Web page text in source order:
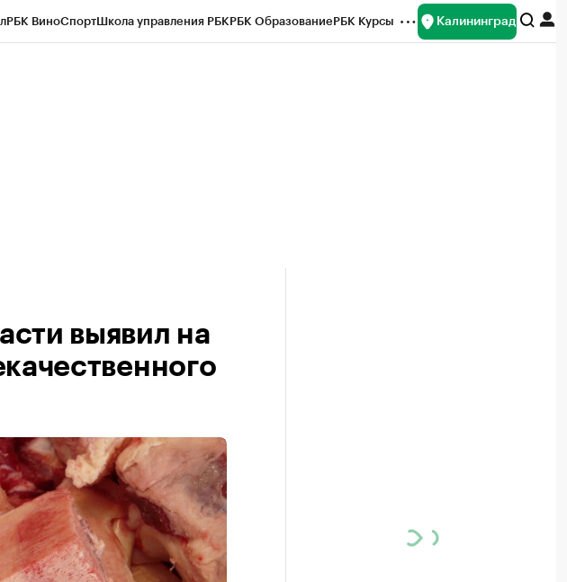
РБК ВиноСпортШкола управления РБКРБК ОбразованиеРБК Курсы Калининград
выявил на